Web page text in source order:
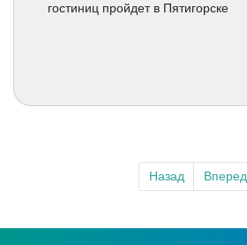
гостиниц пройдет в Пятигорске
Назад Вперед